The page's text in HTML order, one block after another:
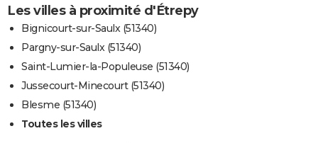
Les villes à proximité d'Étrepy
Bignicourt-sur-Saulx (51340)
Pargny-sur-Saulx (51340)
Saint-Lumier-la-Populeuse (51340)
Jussecourt-Minecourt (51340)
Blesme (51340)
Toutes les villes